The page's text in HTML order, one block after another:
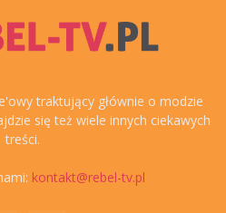
traktujący głównie o modzie
się też wiele innych ciekawych
treści.
kontakt@rebel-tv.pl